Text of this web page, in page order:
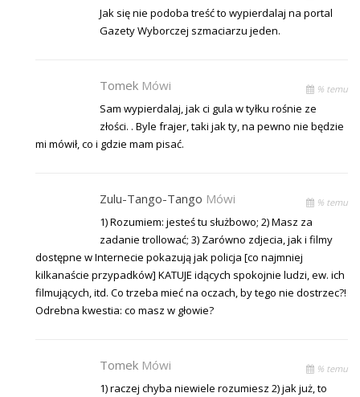
Jak się nie podoba treść to wypierdalaj na portal
Gazety Wyborczej szmaciarzu jeden.
Tomek Mówi % temu
Sam wypierdalaj, jak ci gula w tyłku rośnie ze
złości. . Byle frajer, taki jak ty, na pewno nie będzie
mi mówił, co i gdzie mam pisać.
Zulu-Tango-Tango Mówi % temu
1) Rozumiem: jesteś tu służbowo; 2) Masz za
zadanie trollować; 3) Zarówno zdjecia, jak i filmy
dostępne w Internecie pokazują jak policja [co najmniej
kilkanaście przypadków] KATUJE idących spokojnie ludzi, ew. ich
filmujących, itd. Co trzeba mieć na oczach, by tego nie dostrzec?!
Odrebna kwestia: co masz w głowie?
Tomek Mówi % temu
1) raczej chyba niewiele rozumiesz 2) jak już, to